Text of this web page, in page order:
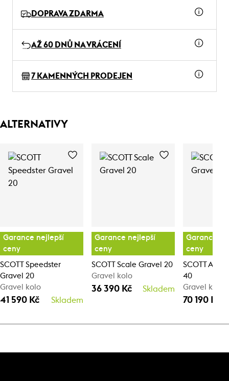
DOPRAVA ZDARMA
AŽ 60 DNŮ NA VRÁCENÍ
7 KAMENNÝCH PRODEJEN
ALTERNATIVY
Garance nejlepší
ceny
SCOTT Speedster
Gravel 20
Gravel kolo
41 590 Kč Skladem
Garance nejlepší
ceny
SCOTT Scale Gravel 20
Gravel kolo
36 390 Kč Skladem
Garance
ceny
SCOTT
40
Gravel kolo
70 190 Kč